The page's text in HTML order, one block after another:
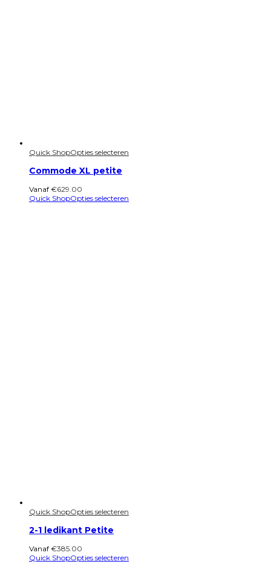
Quick ShopOpties selecteren
Commode XL petite
Vanaf €629.00
Quick ShopOpties selecteren
Quick ShopOpties selecteren
2-1 ledikant Petite
Vanaf €385.00
Quick ShopOpties selecteren